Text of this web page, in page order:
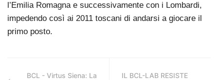
l’Emilia Romagna e successivamente con i Lombardi,
impedendo così ai 2011 toscani di andarsi a giocare il
primo posto.
BCL - Virtus Siena: La
IL BCL-LAB RESISTE